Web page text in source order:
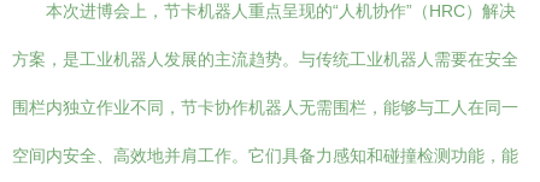
本次进博会上，节卡机器人重点呈现的“人机协作”（HRC）解决
方案，是工业机器人发展的主流趋势。与传统工业机器人需要在安全
围栏内独立作业不同，节卡协作机器人无需围栏，能够与工人在同一
空间内安全、高效地并肩工作。它们具备力感知和碰撞检测功能，能